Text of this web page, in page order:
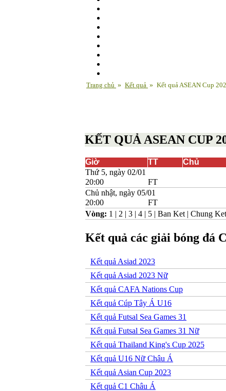
Trang chủ » Kết quả » Kết quả ASEAN Cup
KẾT QUẢ ASEAN CUP
Giờ TT Chủ
Thứ 5, ngày 02/01
20:00
FT
Chủ nhật, ngày 05/01
20:00
FT
Vòng: 1 | 2 | 3 | 4 | 5 | Ban Ket | Chung Ket
Kết quả các giải bóng đá
Kết quả Asiad 2023
Kết quả Asiad 2023 Nữ
Kết quả CAFA Nations Cup
Kết quả Cúp Tây Á U16
Kết quả Futsal Sea Games 31
Kết quả Futsal Sea Games 31 Nữ
Kết quả Thailand King's Cup 2025
Kết quả U16 Nữ Châu Á
Kết quả Asian Cup 2023
Kết quả C1 Châu Á